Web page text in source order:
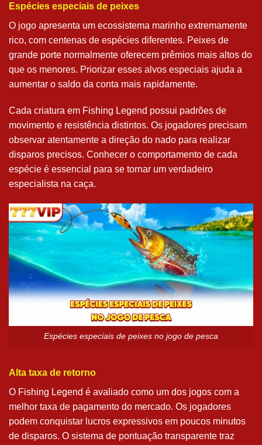
Espécies especiais de peixes
O jogo apresenta um ecossistema marinho extremamente
rico, com centenas de espécies diferentes. Peixes de
grande porte normalmente oferecem prêmios mais altos do
que os menores. Priorizar esses alvos especiais ajuda a
aumentar o saldo da conta mais rapidamente.
Cada criatura em Fishing Legend possui padrões de
movimento e resistência distintos. Os jogadores precisam
observar atentamente a direção do nado para realizar
disparos precisos. Conhecer o comportamento de cada
espécie é essencial para se tornar um verdadeiro
especialista na caça.
Espécies especiais de peixes no jogo de pesca
Alta taxa de retorno
O Fishing Legend é avaliado como um dos jogos com a
melhor taxa de pagamento do mercado. Os jogadores
podem conquistar lucros expressivos em poucos minutos
de disparos. O sistema de pontuação transparente traz